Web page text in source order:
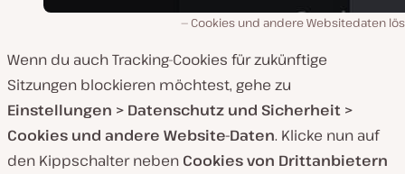
Cookies und andere Websitedaten
Wenn du auch Tracking-Cookies für zukünftige
Sitzungen blockieren möchtest, gehe zu
Einstellungen > Datenschutz und Sicherheit >
Cookies und andere Website-Daten. Klicke nun auf
den Kippschalter neben Cookies von Drittanbietern